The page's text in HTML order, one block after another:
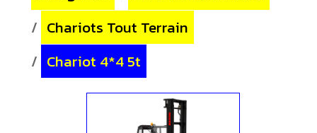
/ Chariots Tout Terrain
/ Chariot 4*4 5t